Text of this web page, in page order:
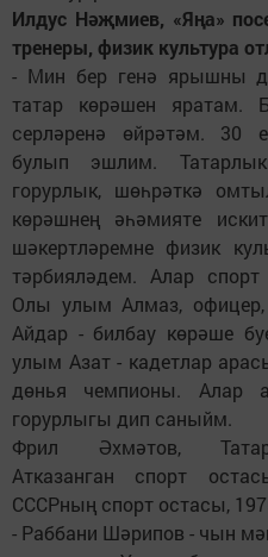
Илдус Нәҗмиев, «Яңа»
тренеры, физик культура
- Мин бер генә ярышны
татар көрәшен яратам.
серләренә өйрәтәм. 30
булып эшлим.
горурлык, шөһрәткә
көрәшнең әһәмияте
шәкертләремне физик
тәрбияләдем. Алар
Олы улым Алмаз, офицер,
Айдар - билбау көрәше
улым Азат - кадетлар
дөнья чемпионы. Алар
горурлыгы дип саныйм.
Фрил Әхмәтов,
Атказанган спорт
СССРның спорт остасы,
- Раббани Шәрипов - чын